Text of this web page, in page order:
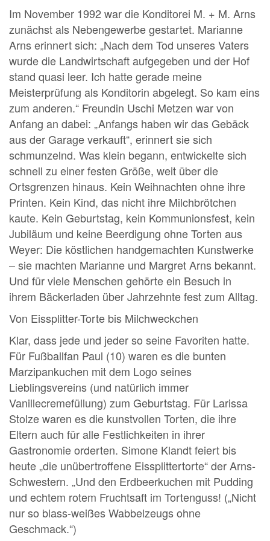
Im November 1992 war die Konditorei M. + M. Arns
zunächst als Nebengewerbe gestartet. Marianne
Arns erinnert sich: „Nach dem Tod unseres Vaters
wurde die Landwirtschaft aufgegeben und der Hof
stand quasi leer. Ich hatte gerade meine
Meisterprüfung als Konditorin abgelegt. So kam eins
zum anderen.“ Freundin Uschi Metzen war von
Anfang an dabei: „Anfangs haben wir das Gebäck
aus der Garage verkauft“, erinnert sie sich
schmunzelnd. Was klein begann, entwickelte sich
schnell zu einer festen Größe, weit über die
Ortsgrenzen hinaus. Kein Weihnachten ohne ihre
Printen. Kein Kind, das nicht ihre Milchbrötchen
kaute. Kein Geburtstag, kein Kommunionsfest, kein
Jubiläum und keine Beerdigung ohne Torten aus
Weyer: Die köstlichen handgemachten Kunstwerke
– sie machten Marianne und Margret Arns bekannt.
Und für viele Menschen gehörte ein Besuch in
ihrem Bäckerladen über Jahrzehnte fest zum Alltag.
Von Eissplitter-Torte bis Milchweckchen
Klar, dass jede und jeder so seine Favoriten hatte.
Für Fußballfan Paul (10) waren es die bunten
Marzipankuchen mit dem Logo seines
Lieblingsvereins (und natürlich immer
Vanillecremefüllung) zum Geburtstag. Für Larissa
Stolze waren es die kunstvollen Torten, die ihre
Eltern auch für alle Festlichkeiten in ihrer
Gastronomie orderten. Simone Klandt feiert bis
heute „die unübertroffene Eissplittertorte“ der Arns-
Schwestern. „Und den Erdbeerkuchen mit Pudding
und echtem rotem Fruchtsaft im Tortenguss! („Nicht
nur so blass-weißes Wabbelzeugs ohne
Geschmack.“)